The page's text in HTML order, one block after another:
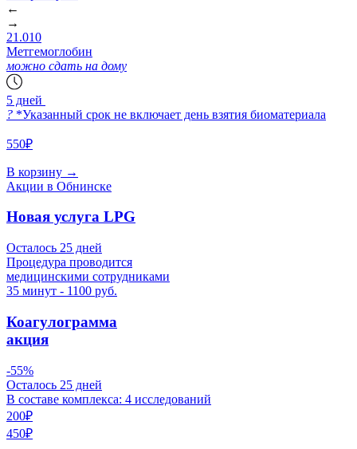
←
→
21.010
Метгемоглобин
можно сдать на дому
5 дней
? *Указанный срок не включает день взятия биоматериала
550₽
В корзину →
Акции в Обнинске
Новая услуга LPG
Осталось 25 дней
Процедура проводится
медицинскими сотрудниками
35 минут - 1100 руб.
Коагулограмма
акция
-55%
Осталось 25 дней
В составе комплекса: 4 исследований
200₽
450₽